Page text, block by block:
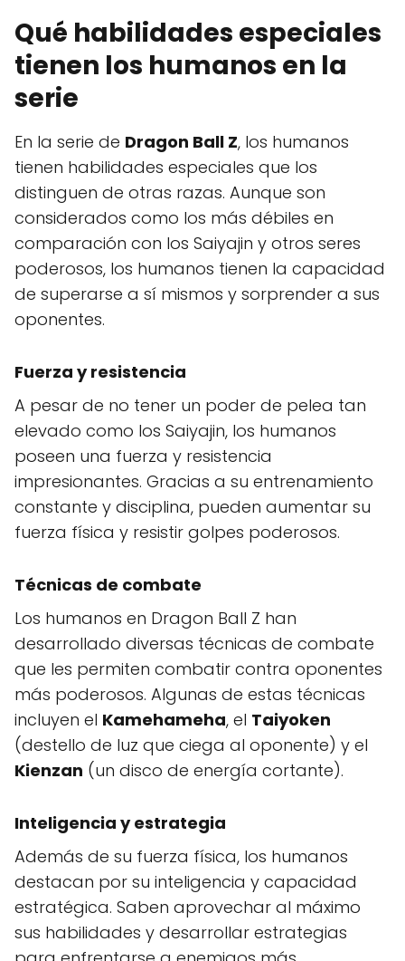
Qué habilidades especiales
tienen los humanos en la
serie
En la serie de Dragon Ball Z, los humanos
tienen habilidades especiales que los
distinguen de otras razas. Aunque son
considerados como los más débiles en
comparación con los Saiyajin y otros seres
poderosos, los humanos tienen la capacidad
de superarse a sí mismos y sorprender a sus
oponentes.
Fuerza y resistencia
A pesar de no tener un poder de pelea tan
elevado como los Saiyajin, los humanos
poseen una fuerza y resistencia
impresionantes. Gracias a su entrenamiento
constante y disciplina, pueden aumentar su
fuerza física y resistir golpes poderosos.
Técnicas de combate
Los humanos en Dragon Ball Z han
desarrollado diversas técnicas de combate
que les permiten combatir contra oponentes
más poderosos. Algunas de estas técnicas
incluyen el Kamehameha, el Taiyoken
(destello de luz que ciega al oponente) y el
Kienzan (un disco de energía cortante).
Inteligencia y estrategia
Además de su fuerza física, los humanos
destacan por su inteligencia y capacidad
estratégica. Saben aprovechar al máximo
sus habilidades y desarrollar estrategias